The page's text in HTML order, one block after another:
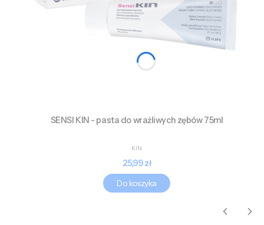
SENSI KIN - pasta do wrażliwych zębów 75ml
KIN
Cena
25,99 zł
Do koszyka